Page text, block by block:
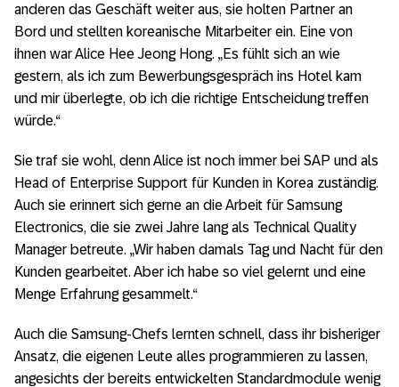
anderen das Geschäft weiter aus, sie holten Partner an
Bord und stellten koreanische Mitarbeiter ein. Eine von
ihnen war Alice Hee Jeong Hong. „Es fühlt sich an wie
gestern, als ich zum Bewerbungsgespräch ins Hotel kam
und mir überlegte, ob ich die richtige Entscheidung treffen
würde.“
Sie traf sie wohl, denn Alice ist noch immer bei SAP und als
Head of Enterprise Support für Kunden in Korea zuständig.
Auch sie erinnert sich gerne an die Arbeit für Samsung
Electronics, die sie zwei Jahre lang als Technical Quality
Manager betreute. „Wir haben damals Tag und Nacht für den
Kunden gearbeitet. Aber ich habe so viel gelernt und eine
Menge Erfahrung gesammelt.“
Auch die Samsung-Chefs lernten schnell, dass ihr bisheriger
Ansatz, die eigenen Leute alles programmieren zu lassen,
angesichts der bereits entwickelten Standardmodule wenig